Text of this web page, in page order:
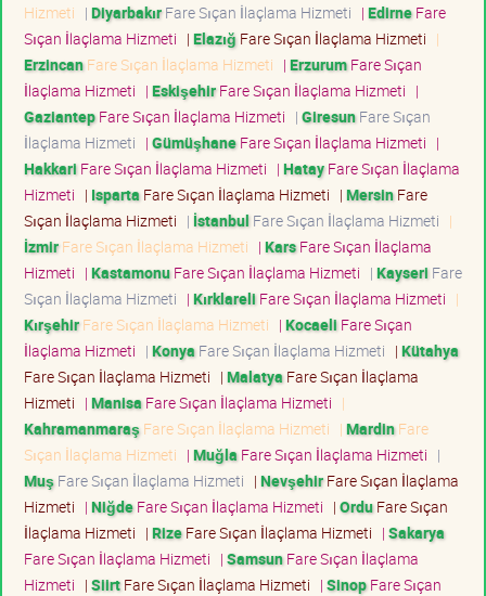
Hizmeti | DiyarbakırFare Sıçan İlaçlama Hizmeti | EdirneFare
Sıçan İlaçlama Hizmeti | Elazığ Fare Sıçan İlaçlama Hizmeti |
ErzincanFare Sıçan İlaçlama Hizmeti | ErzurumFare Sıçan
İlaçlama Hizmeti | EskişehirFare Sıçan İlaçlama Hizmeti |
GaziantepFare Sıçan İlaçlama Hizmeti | GiresunFare Sıçan
İlaçlama Hizmeti | GümüşhaneFare Sıçan İlaçlama Hizmeti |
Hakkari Fare Sıçan İlaçlama Hizmeti | HatayFare Sıçan İlaçlama
Hizmeti | Isparta Fare Sıçan İlaçlama Hizmeti | MersinFare
Sıçan İlaçlama Hizmeti | İstanbul Fare Sıçan İlaçlama Hizmeti |
İzmirFare Sıçan İlaçlama Hizmeti | KarsFare Sıçan İlaçlama
Hizmeti | KastamonuFare Sıçan İlaçlama Hizmeti | Kayseri Fare
Sıçan İlaçlama Hizmeti | Kırklareli Fare Sıçan İlaçlama Hizmeti |
KırşehirFare Sıçan İlaçlama Hizmeti | Kocaeli Fare Sıçan
İlaçlama Hizmeti | Konya Fare Sıçan İlaçlama Hizmeti | Kütahya
Fare Sıçan İlaçlama Hizmeti | Malatya Fare Sıçan İlaçlama
Hizmeti | Manisa Fare Sıçan İlaçlama Hizmeti |
Kahramanmaraş Fare Sıçan İlaçlama Hizmeti | MardinFare
Sıçan İlaçlama Hizmeti | Muğla Fare Sıçan İlaçlama Hizmeti |
Muş Fare Sıçan İlaçlama Hizmeti | NevşehirFare Sıçan İlaçlama
Hizmeti | NiğdeFare Sıçan İlaçlama Hizmeti | OrduFare Sıçan
İlaçlama Hizmeti | RizeFare Sıçan İlaçlama Hizmeti | Sakarya
Fare Sıçan İlaçlama Hizmeti | SamsunFare Sıçan İlaçlama
Hizmeti | SiirtFare Sıçan İlaçlama Hizmeti | SinopFare Sıçan